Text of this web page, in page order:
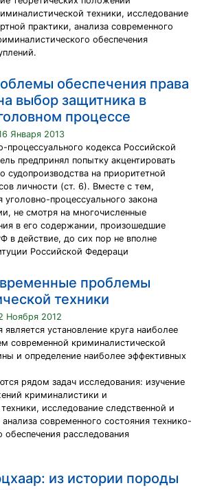
техники, исследование
практики, анализа современного
обеспечения
обеспечения права
выбор защитника в
процессе
Января 2013
процессуального кодекса Российской
предпринял попытку акцентировать
судопроизводства на приоритетной
личности (ст. 6). Вместе с тем,
процессуального закона
не смотря на многочисленные
в его содержании, произошедшие
в действие, до сих пор не вполне
Российской Федераци
проблемы
техники
Ноября 2012
установление круга наиболее
современной криминалистической
и определение наиболее эффективных
рядом задач исследования: изучение
криминалистики и
исследование следственной и
современного состояния технико-
обеспечения расследования
из истории породы